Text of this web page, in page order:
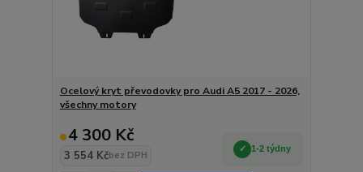
Ocelový kryt převodovky pro Audi A5 2017 - 2026,
všechny motory
4 300 Kč
3 554 Kčbez DPH
1-2 týdny